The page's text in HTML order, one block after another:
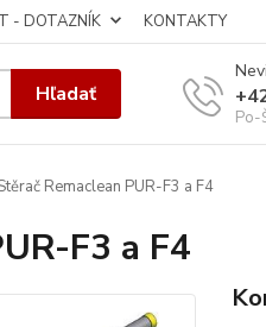
- DOTAZNÍK KONTAKTY
Hľadať
Po-
Remaclean PUR-F3 a F4
F3 a F4